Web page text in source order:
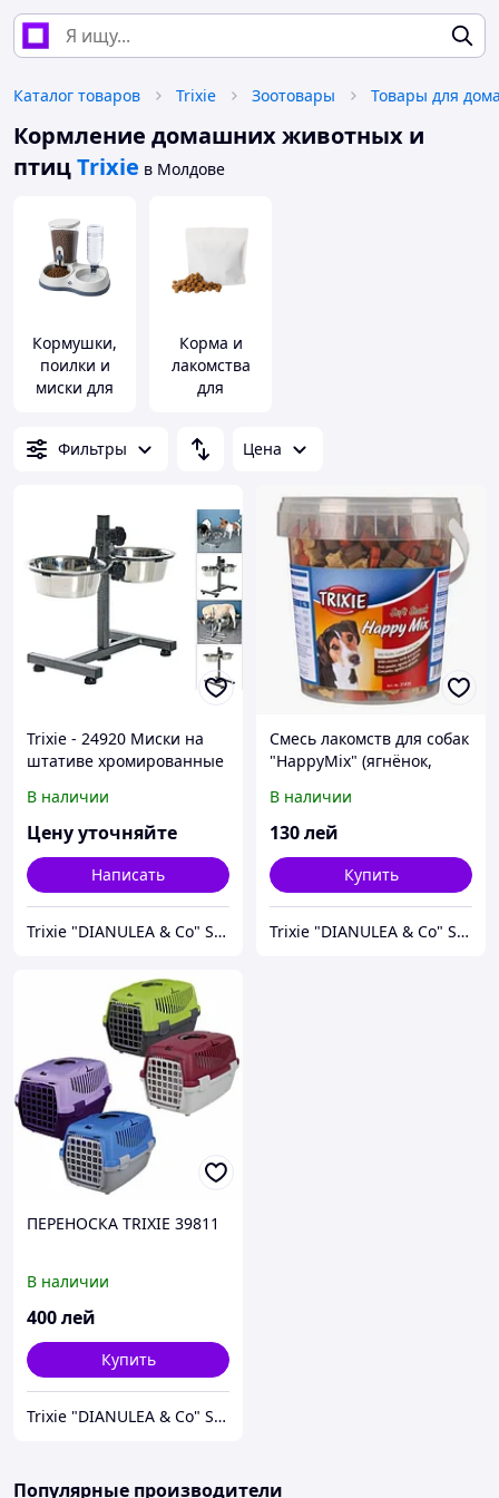
Каталог товаров Trixie Зоотовары
Кормление домашних животных и
птицTrixie в Молдове
Кормушки,
поилки и
миски для
птиц
Корма и
лакомства
для
птиц
Фильтры Цена
Trixie - 24920 Миски на
штативе хромированные
В наличии
Цену уточняйте
Написать
Trixie "DIANULEA & Co" SRL
Смесь лакомств для собак
"HappyMix" (ягнёнок,
В наличии
130лей
Купить
Trixie "DIANULEA & Co" SRL
ПЕРЕНОСКА TRIXIE 39811
В наличии
400лей
Купить
Trixie "DIANULEA & Co" SRL
Популярные производители